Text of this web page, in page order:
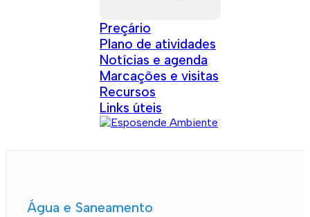
Preçário
Plano de atividades
Notícias e agenda
Marcações e visitas
Recursos
Links úteis
Água e Saneamento